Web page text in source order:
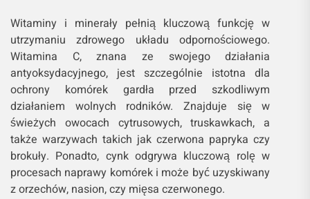
Witaminy i minerały pełnią kluczową funkcję w
utrzymaniu zdrowego układu odpornościowego.
Witamina C, znana ze swojego działania
antyoksydacyjnego, jest szczególnie istotna dla
ochrony komórek gardła przed szkodliwym
działaniem wolnych rodników. Znajduje się w
świeżych owocach cytrusowych, truskawkach, a
także warzywach takich jak czerwona papryka czy
brokuły. Ponadto, cynk odgrywa kluczową rolę w
procesach naprawy komórek i może być uzyskiwany
z orzechów, nasion, czy mięsa czerwonego.